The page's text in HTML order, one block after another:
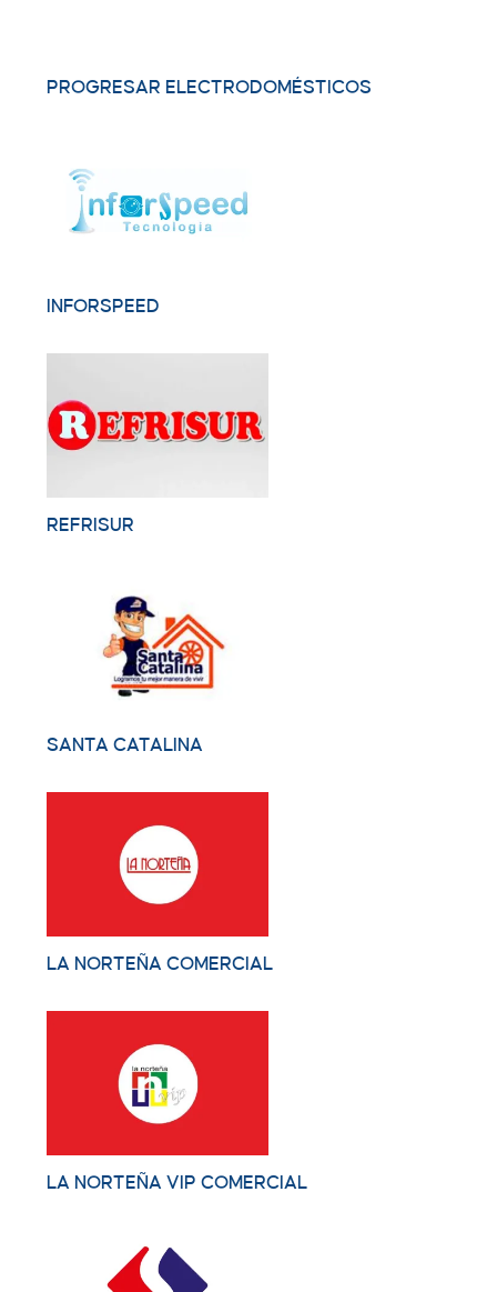
PROGRESAR ELECTRODOMÉSTICOS
INFORSPEED
REFRISUR
SANTA CATALINA
LA NORTEÑA COMERCIAL
LA NORTEÑA VIP COMERCIAL